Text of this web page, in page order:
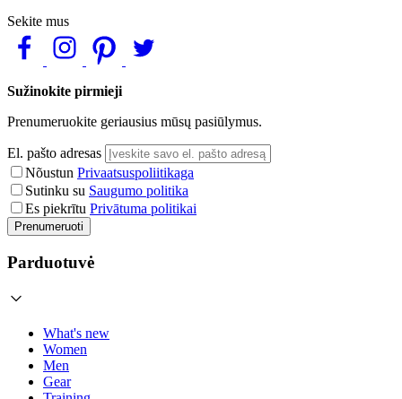
Sekite mus
Sužinokite pirmieji
Prenumeruokite geriausius mūsų pasiūlymus.
El. pašto adresas
Nõustun Privaatsuspoliitikaga
Sutinku su Saugumo politika
Es piekrītu Privātuma politikai
Prenumeruoti
Parduotuvė
What's new
Women
Men
Gear